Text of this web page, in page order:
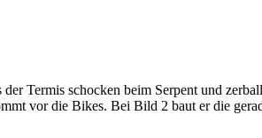
Termis schocken beim Serpent und
vor die Bikes. Bei Bild 2 baut er die